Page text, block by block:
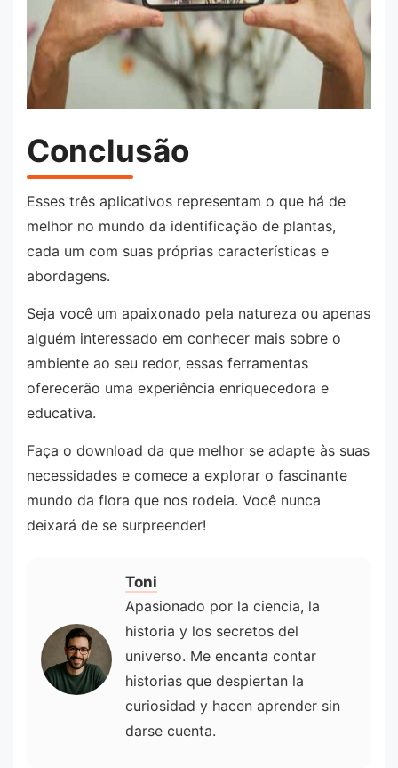
Conclusão
Esses três aplicativos representam o que há de
melhor no mundo da identificação de plantas,
cada um com suas próprias características e
abordagens.
Seja você um apaixonado pela natureza ou apenas
alguém interessado em conhecer mais sobre o
ambiente ao seu redor, essas ferramentas
oferecerão uma experiência enriquecedora e
educativa.
Faça o download da que melhor se adapte às suas
necessidades e comece a explorar o fascinante
mundo da flora que nos rodeia. Você nunca
deixará de se surpreender!
Toni
Apasionado por la ciencia, la
historia y los secretos del
universo. Me encanta contar
historias que despiertan la
curiosidad y hacen aprender sin
darse cuenta.